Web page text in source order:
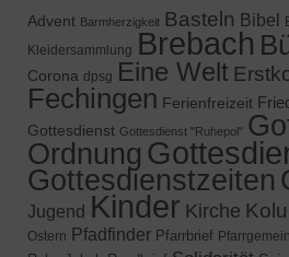
Advent Barmherzigkeit Basteln Bibel
Kleidersammlung Brebach
Corona dpsg Eine Welt
Fechingen Ferienfreizeit
Gottesdienst Gottesdienst "Ruhepol"
Ordnung
Gottesdienstzeiten
Jugend Kinder Kirche
Ostern Pfadfinder Pfarrbrief